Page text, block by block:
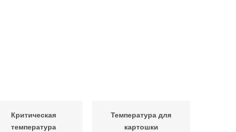
Критическая
температура
Температура для
картошки